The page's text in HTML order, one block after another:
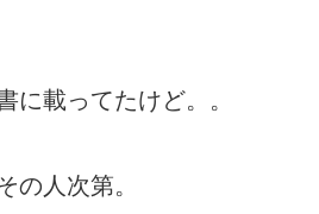
に載ってたけど。。
の人次第。